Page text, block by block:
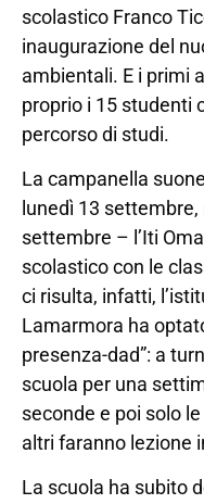
scolastico Franco
inaugurazione del
ambientali. E i primi
proprio i 15 studenti
percorso di studi.
La campanella
lunedì 13
settembre – l’Iti
scolastico con le
ci risulta, infatti,
Lamarmora ha
presenza-dad”: a
scuola per una
seconde e poi solo
altri faranno lezione
La scuola ha subito